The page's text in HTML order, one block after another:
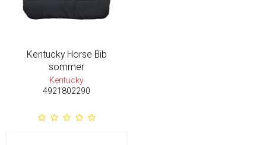
Kentucky Horse Bib
sommer
Kentucky
4921802290